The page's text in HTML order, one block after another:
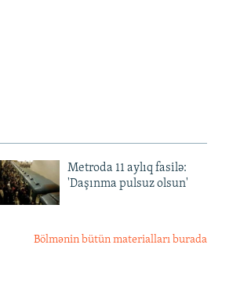
Metroda 11 aylıq fasilə:
'Daşınma pulsuz olsun'
Bölmənin bütün materialları burada